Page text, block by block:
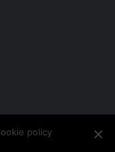
policy